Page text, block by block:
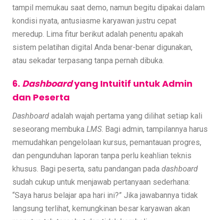
tampil memukau saat demo, namun begitu dipakai dalam
kondisi nyata, antusiasme karyawan justru cepat
meredup. Lima fitur berikut adalah penentu apakah
sistem pelatihan digital Anda benar-benar digunakan,
atau sekadar terpasang tanpa pernah dibuka.
6. Dashboardyang Intuitif untuk Admin
dan Peserta
Dashboard adalah wajah pertama yang dilihat setiap kali
seseorang membuka LMS. Bagi admin, tampilannya harus
memudahkan pengelolaan kursus, pemantauan progres,
dan pengunduhan laporan tanpa perlu keahlian teknis
khusus. Bagi peserta, satu pandangan pada dashboard
sudah cukup untuk menjawab pertanyaan sederhana:
“Saya harus belajar apa hari ini?” Jika jawabannya tidak
langsung terlihat, kemungkinan besar karyawan akan